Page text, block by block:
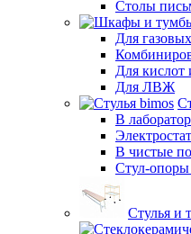
Столы
Для
Для кислот
Для ЛВЖ
В
В чистые
Стул-опоры
Стулья и